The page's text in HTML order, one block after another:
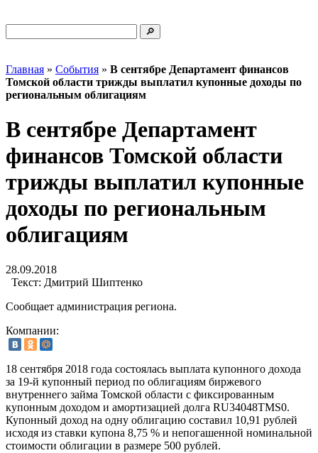
Главная » События » В сентябре Департамент финансов
Томской области трижды выплатил купонные доходы по
региональным облигациям
В сентябре Департамент
финансов Томской области
трижды выплатил купонные
доходы по региональным
облигациям
28.09.2018
Текст: Дмитрий Шиптенко
Сообщает администрация региона.
Компании:
18 сентября 2018 года состоялась выплата купонного дохода
за 19-й купонный период по облигациям биржевого
внутреннего займа Томской области с фиксированным
купонным доходом и амортизацией долга RU34048TMS0.
Купонный доход на одну облигацию составил 10,91 рублей
исходя из ставки купона 8,75 % и непогашенной номинальной
стоимости облигации в размере 500 рублей.